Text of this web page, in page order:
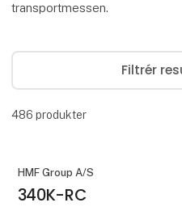
transportmessen.
Filtrér
486 produkter
HMF Group A/S
340K-RC